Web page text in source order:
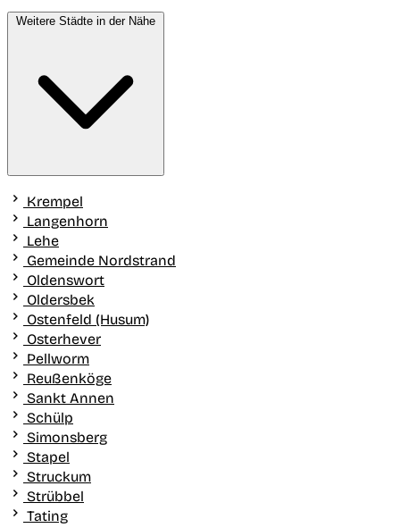
Weitere Städte in der Nähe
Krempel
Langenhorn
Lehe
Gemeinde Nordstrand
Oldenswort
Oldersbek
Ostenfeld (Husum)
Osterhever
Pellworm
Reußenköge
Sankt Annen
Schülp
Simonsberg
Stapel
Struckum
Strübbel
Tating